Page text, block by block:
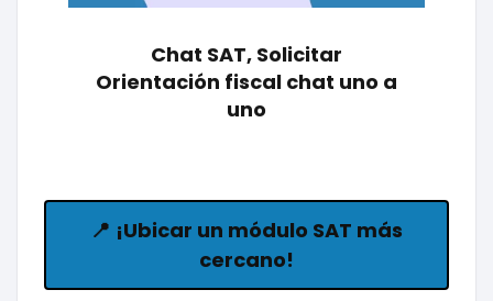
Chat SAT, Solicitar
Orientación fiscal chat uno a
uno
📍 ¡Ubicar un módulo SAT más
cercano!